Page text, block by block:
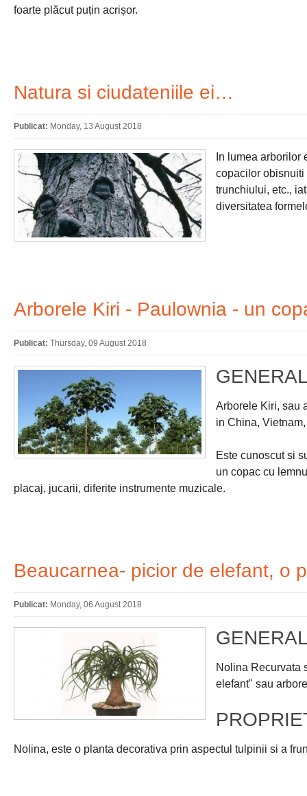
foarte plăcut puțin acrișor.
Natura si ciudateniile ei…
Publicat: Monday, 13 August 2018
In lumea
copacilor obisnuiti
trunchiului, etc.,
diversitatea
Arborele Kiri - Paulownia - un
Publicat: Thursday, 09 August 2018
Arborele Kiri, sau
in China,
Este cunoscut si
un copac cu
placaj, jucarii, diferite instrumente muzicale.
Beaucarnea- picior de elefant, o
Publicat: Monday, 06 August 2018
Nolina Recurvata
elefant" sau
Nolina, este o planta decorativa prin aspectul tulpinii si a